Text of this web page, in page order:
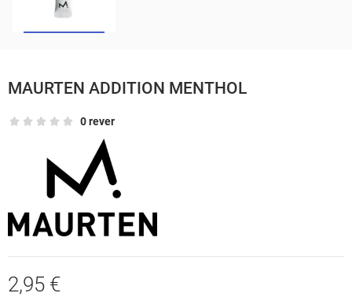
MAURTEN ADDITION MENTHOL
0 rever
2,95 €